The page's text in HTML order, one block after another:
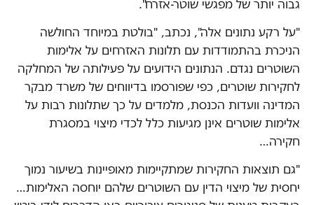
גבוה יותר של מפגשי שוטר-אזרח".
"על רקע נתונים אלה", נכתב, "בולטת במיוחד החולשה
הניכרת בהתמודדות עם תלונות האזרחים על אלימות
השוטרים נגדם. הנתונים הידועים על פעילותה של המחלקה
לחקירות שוטרים, כפי שפורסמו בדיווחים של משרד מבקר
המדינה וועדות הכנסת, מלמדים על כך שתלונות רבות על
אלימות שוטרים אינן מגיעות כלל לכדי מיצוי במסגרת
חקירה…
"גם תוצאות החקירות שמתקיימות מאופיינות בשיעור נמוך
יחסית של מיצוי הדין עם השוטרים שלהם יוחסה האלימות…